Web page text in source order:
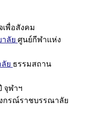
พื่อสังคม
ลัย ศูนย์กีฬาแห่ง
ย ธรรมสถาน
จุฬาฯ
กรณ์ราชบรรณาลัย